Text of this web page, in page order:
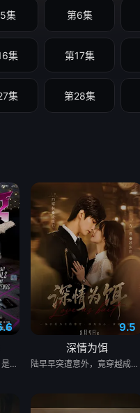
集 第6集
集 第17集
集 第28集
在看什么啊，GEL BOY，是在想念彼此吗？ 当两对情侣—— ‘CHIAN（Pipe Monthapoom）’ - ‘FOU4MOD（New Chayapak）’ 以及 ‘BAABIN（PJ Mahidol）’ - ‘BUA（Leon Zeck）’ 公开宣布关系、正式出柜、确认恋爱之后 他们变成了自己偶像的“头号粉丝”，甚至可以说是“追星式恋人”（fanboy/fangirl自己的对象） 但如果只是“追男/女朋友”还算好，问题是他们居然也在追别的艺人—— 那谁才会在他们心里回归时成为“第一本命（main）”呢？ 同时介绍‘GELZ（Pheem Weerawit）’ - ‘BABY（Mai Nattapat）’ 这对搭档将制造“粉黑大战级别”的混乱，时间线彻底爆炸 真CP、假CP（船/同人CP）全部搅在一起 准备迎接 iQIYI 原创系列爱情剧《GELBOYS 2：陷入“追星式恋人”状态》 在暹罗广场的氛围中，带着熟悉的 Z 世代青春流行文化气息
9.5
深情为饵
陆早早突遭意外，竟穿越成民国少夫人苏沐晚，醒来，却是丈夫枪口相对、父母冤案、连环下毒……她于绝境中步步破局，与“醋精”少爷凌慎行从生死对立到情根深重，可就在浓情蜜意时，她骤然梦醒归现代，转角竟撞见那个熟悉的“他”！